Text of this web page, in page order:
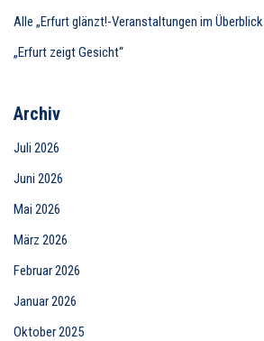
Alle „Erfurt glänzt!-Veranstaltungen im Überblick
„Erfurt zeigt Gesicht“
Archiv
Juli 2026
Juni 2026
Mai 2026
März 2026
Februar 2026
Januar 2026
Oktober 2025